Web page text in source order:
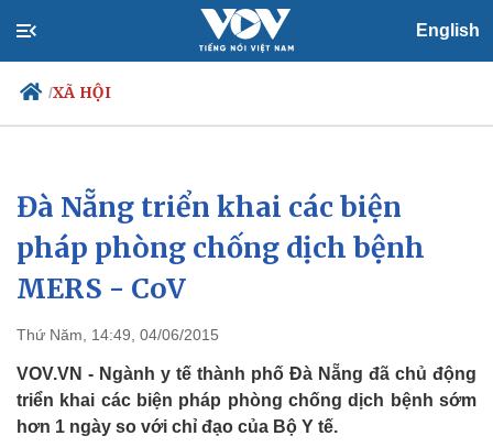
English
/XÃ HỘI
Chính trị
Đảng
Tổ chức nhân sự
Quốc hội
Xã hội
Tin 24h
Dự báo thời tiết
Đà Nẵng triển khai các biện
pháp phòng chống dịch bệnh
MERS - CoV
Thứ Năm, 14:49, 04/06/2015
VOV.VN - Ngành y tế thành phố Đà Nẵng đã chủ động
triển khai các biện pháp phòng chống dịch bệnh sớm
hơn 1 ngày so với chỉ đạo của Bộ Y tế.